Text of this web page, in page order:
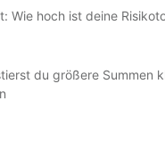
Wie hoch ist deine
du größere Summen